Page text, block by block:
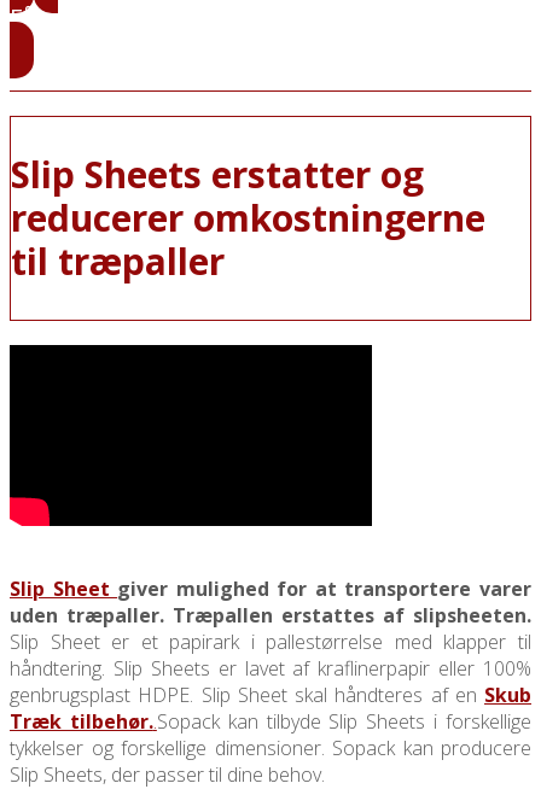
Få vores prøver
Slip Sheets erstatter og
reducerer omkostningerne
til træpaller
Slip Sheet giver mulighed for at transportere varer
uden træpaller. Træpallen erstattes af slipsheeten.
Slip Sheet er et papirark i pallestørrelse med klapper til
håndtering. Slip Sheets er lavet af kraflinerpapir eller 100%
genbrugsplast HDPE. Slip Sheet skal håndteres af en Skub
Træk tilbehør..Sopack kan tilbyde Slip Sheets i forskellige
tykkelser og forskellige dimensioner. Sopack kan producere
Slip Sheets, der passer til dine behov.